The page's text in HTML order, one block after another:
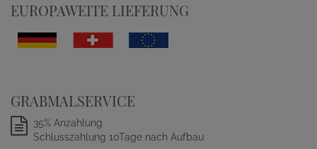
EUROPAWEITE LIEFERUNG
GRABMALSERVICE
35% Anzahlung
Schlusszahlung 10Tage nach Aufbau